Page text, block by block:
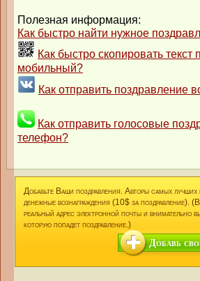
Полезная информация:
Как быстро найти нужное
Как быстро скопировать текст
мобильный?
Как отправить поздравление
Как отправить голосовые
телефон?
Добавьте Ваши поздравления. Авторы самых лучших
денежные вознаграждения (10$ за поздравление).
реальный адрес электронной почты и внимательно
которую попадет поздравление.)
Добавь